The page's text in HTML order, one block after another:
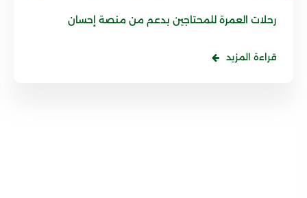
رحلات العمرة للمحتاجين بدعم من منصة إحسان
قراءة المزيد